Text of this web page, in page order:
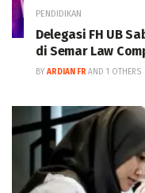
PENDIDIKAN
Delegasi FH UB
di Semar Law
BY ARDIAN FR AND 1 OTHERS